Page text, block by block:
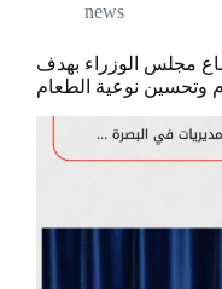
news
مجلس الوزراء بهدف